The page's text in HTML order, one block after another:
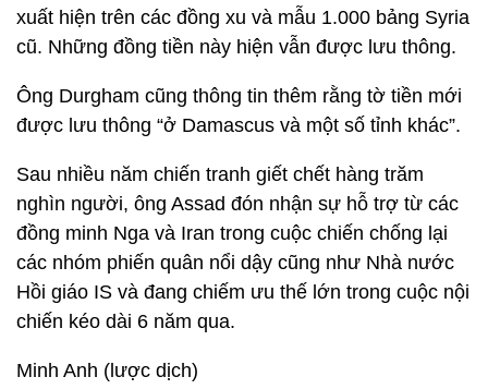
xuất hiện trên các đồng xu và mẫu 1.000 bảng Syria
cũ. Những đồng tiền này hiện vẫn được lưu thông.
Ông Durgham cũng thông tin thêm rằng tờ tiền mới
được lưu thông “ở Damascus và một số tỉnh khác”.
Sau nhiều năm chiến tranh giết chết hàng trăm
nghìn người, ông Assad đón nhận sự hỗ trợ từ các
đồng minh Nga và Iran trong cuộc chiến chống lại
các nhóm phiến quân nổi dậy cũng như Nhà nước
Hồi giáo IS và đang chiếm ưu thế lớn trong cuộc nội
chiến kéo dài 6 năm qua.
Minh Anh (lược dịch)